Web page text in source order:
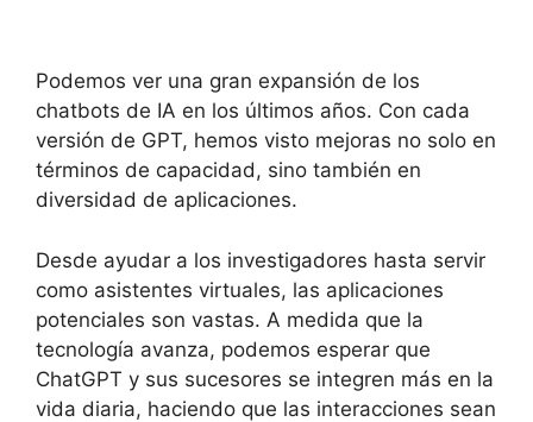
Podemos ver una gran expansión de los
chatbots de IA en los últimos años. Con cada
versión de GPT, hemos visto mejoras no solo en
términos de capacidad, sino también en
diversidad de aplicaciones.
Desde ayudar a los investigadores hasta servir
como asistentes virtuales, las aplicaciones
potenciales son vastas. A medida que la
tecnología avanza, podemos esperar que
ChatGPT y sus sucesores se integren más en la
vida diaria, haciendo que las interacciones sean